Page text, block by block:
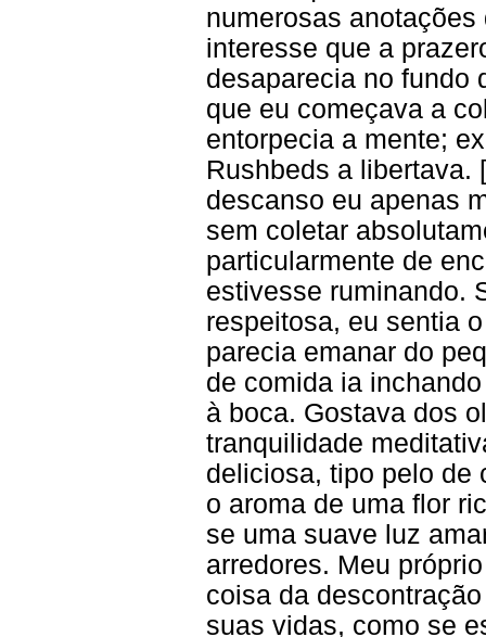
numerosas
interesse que a
desaparecia no fundo
que eu começava a
entorpecia a mente;
Rushbeds a libertava.
descanso eu apenas
sem coletar
particularmente de
estivesse ruminando.
respeitosa, eu sentia
parecia emanar do
de comida ia
à boca. Gostava dos
tranquilidade
deliciosa, tipo pelo de
o aroma de uma flor
se uma suave luz
arredores. Meu
coisa da
suas vidas, como se